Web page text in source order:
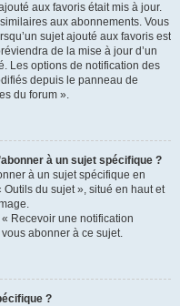
aux favoris était mis à jour.
aux abonnements. Vous
sujet ajouté aux favoris est
de la mise à jour d’un
Les options de notification des
depuis le panneau de
du forum ».
à un sujet spécifique ?
à un sujet spécifique en
du sujet », situé en haut et
Recevoir une notification
abonner à ce sujet.
?